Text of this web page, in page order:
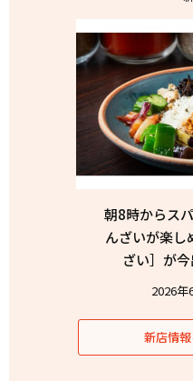
朝8時からス
んざいが楽し
ざい］が
2026
新店情